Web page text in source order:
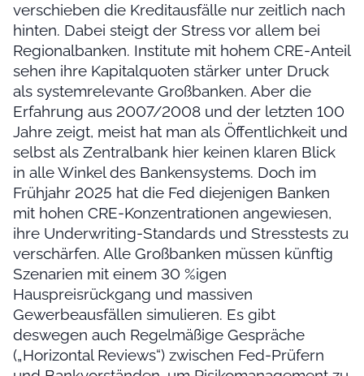
verschieben die Kreditausfälle nur zeitlich nach
hinten. Dabei steigt der Stress vor allem bei
Regionalbanken. Institute mit hohem CRE-Anteil
sehen ihre Kapitalquoten stärker unter Druck
als systemrelevante Großbanken. Aber die
Erfahrung aus 2007/2008 und der letzten 100
Jahre zeigt, meist hat man als Öffentlichkeit und
selbst als Zentralbank hier keinen klaren Blick
in alle Winkel des Bankensystems. Doch im
Frühjahr 2025 hat die Fed diejenigen Banken
mit hohen CRE-Konzentrationen angewiesen,
ihre Underwriting-Standards und Stresstests zu
verschärfen. Alle Großbanken müssen künftig
Szenarien mit einem 30 %igen
Hauspreisrückgang und massiven
Gewerbeausfällen simulieren. Es gibt
deswegen auch Regelmäßige Gespräche
(„Horizontal Reviews“) zwischen Fed-Prüfern